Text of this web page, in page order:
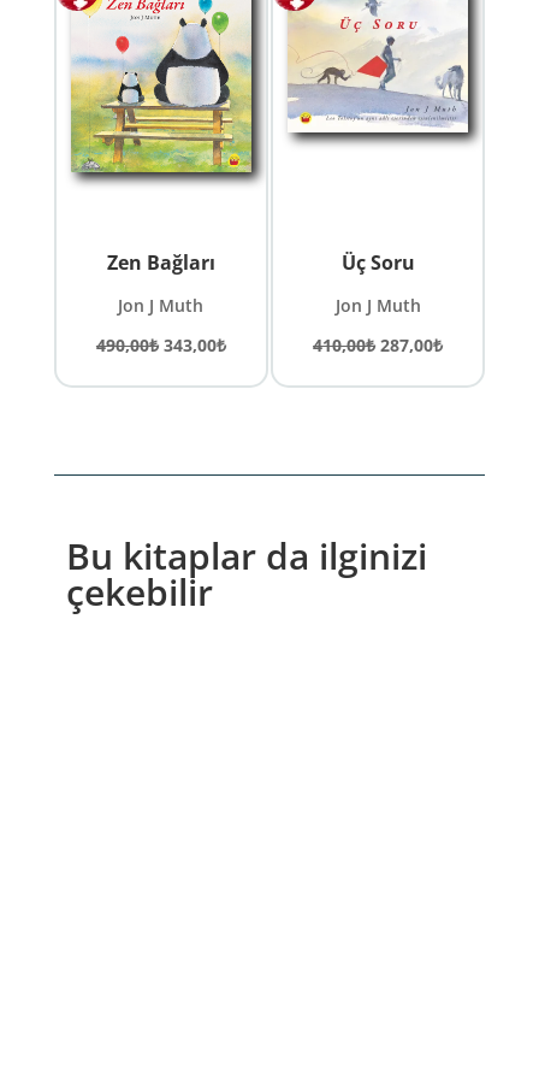
Zen Bağları
Jon J Muth
490,00₺ Orijinal
343,00₺Şu
andaki
Üç Soru
Jon J Muth
410,00₺ Orijinal
287,00₺Şu
andaki
Bu kitaplar da ilginizi
çekebilir